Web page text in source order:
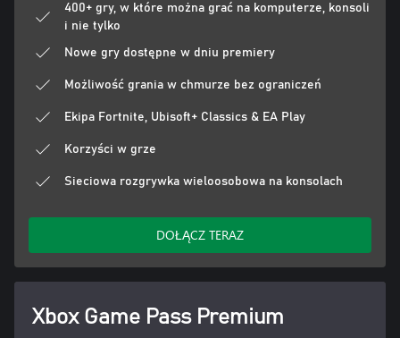
400+ gry, w które można grać na komputerze, konsoli
i nie tylko
Nowe gry dostępne w dniu premiery
Możliwość grania w chmurze bez ograniczeń
Ekipa Fortnite, Ubisoft+ Classics & EA Play
Korzyści w grze
Sieciowa rozgrywka wieloosobowa na konsolach
DOŁĄCZ TERAZ
Xbox Game Pass Premium